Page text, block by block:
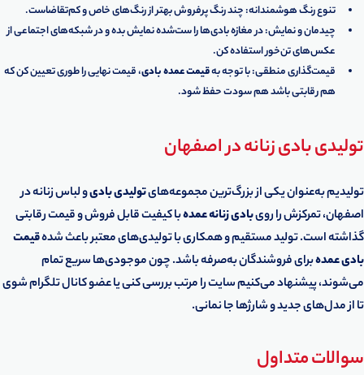
تنوع رنگ هوشمندانه: چند رنگ پرفروش بهتر از رنگ‌های خاص و کم‌تقاضاست.
چیدمان و نمایش: در مغازه بادی‌ها را ست‌شده نمایش بده و در شبکه‌های اجتماعی از
عکس‌های تن‌خور استفاده کن.
قیمت‌گذاری منطقی: با توجه بهقیمت عمده بادی، قیمت نهایی را طوری تعیین کن که
هم رقابتی باشد هم سودت حفظ شود.
تولیدی بادی زنانه در اصفهان
تولیدیم به‌عنوان یکی از بزرگ‌ترین مجموعه‌هایتولیدی بادیو لباس زنانه در
اصفهان، تمرکزش را رویبادی زنانه عمدهبا کیفیت قابل فروش و قیمت رقابتی
گذاشته است. تولید مستقیم و همکاری با تولیدی‌های معتبر باعث شدهقیمت
بادی عمدهبرای فروشندگان به‌صرفه باشد. چون موجودی‌ها سریع تمام
می‌شوند، پیشنهاد می‌کنیم سایت را مرتب بررسی کنی یا عضو کانال تلگرام شوی
تا از مدل‌های جدید و شارژها جا نمانی.
سوالات متداول